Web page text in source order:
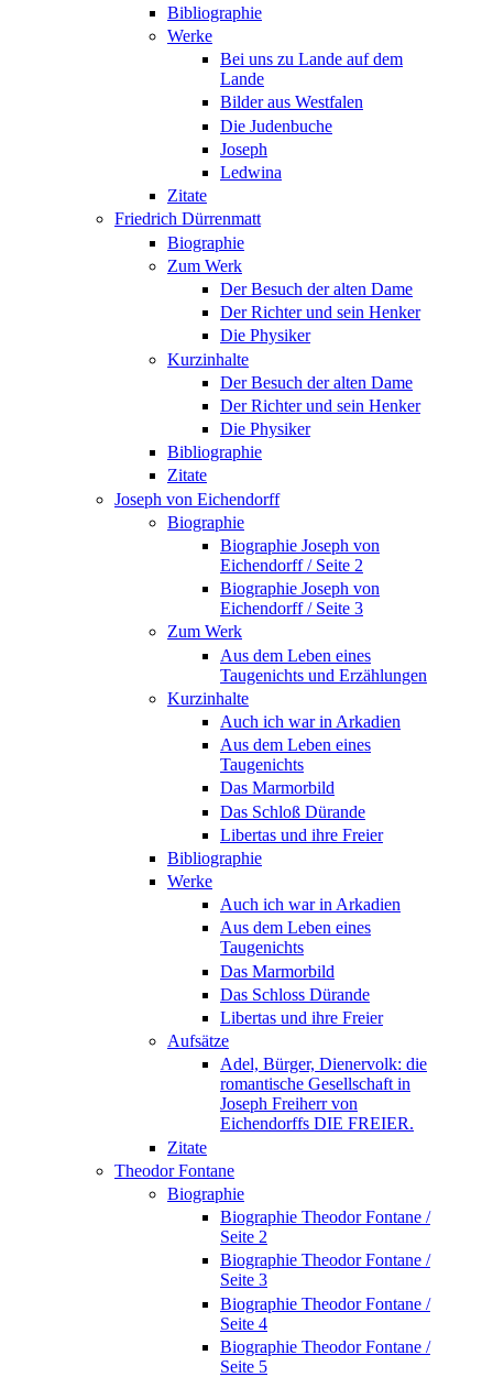
Bibliographie
Werke
Bei uns zu Lande auf dem
Lande
Bilder aus Westfalen
Die Judenbuche
Joseph
Ledwina
Zitate
Friedrich Dürrenmatt
Biographie
Zum Werk
Der Besuch der alten Dame
Der Richter und sein Henker
Die Physiker
Kurzinhalte
Der Besuch der alten Dame
Der Richter und sein Henker
Die Physiker
Bibliographie
Zitate
Joseph von Eichendorff
Biographie
Biographie Joseph von
Eichendorff / Seite 2
Biographie Joseph von
Eichendorff / Seite 3
Zum Werk
Aus dem Leben eines
Taugenichts und Erzählungen
Kurzinhalte
Auch ich war in Arkadien
Aus dem Leben eines
Taugenichts
Das Marmorbild
Das Schloß Dürande
Libertas und ihre Freier
Bibliographie
Werke
Auch ich war in Arkadien
Aus dem Leben eines
Taugenichts
Das Marmorbild
Das Schloss Dürande
Libertas und ihre Freier
Aufsätze
Adel, Bürger, Dienervolk: die
romantische Gesellschaft in
Joseph Freiherr von
Eichendorffs DIE FREIER.
Zitate
Theodor Fontane
Biographie
Biographie Theodor Fontane /
Seite 2
Biographie Theodor Fontane /
Seite 3
Biographie Theodor Fontane /
Seite 4
Biographie Theodor Fontane /
Seite 5